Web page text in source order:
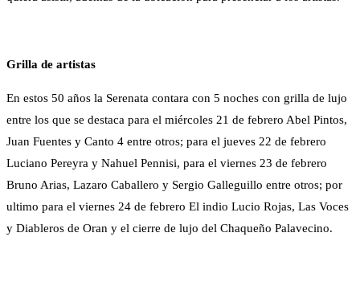
Grilla de artistas
En estos 50 años la Serenata contara con 5 noches con grilla de lujo
entre los que se destaca para el miércoles 21 de febrero Abel Pintos,
Juan Fuentes y Canto 4 entre otros; para el jueves 22 de febrero
Luciano Pereyra y Nahuel Pennisi, para el viernes 23 de febrero
Bruno Arias, Lazaro Caballero y Sergio Galleguillo entre otros; por
ultimo para el viernes 24 de febrero El indio Lucio Rojas, Las Voces
y Diableros de Oran y el cierre de lujo del Chaqueño Palavecino.